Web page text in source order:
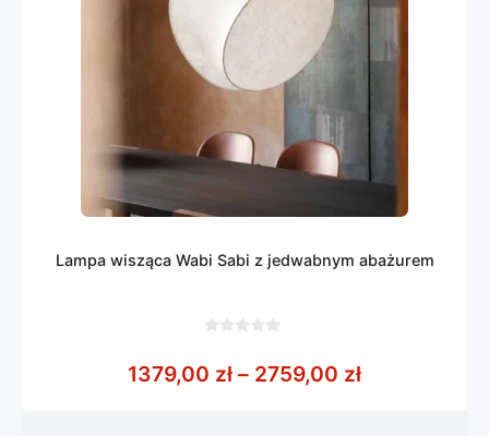
Lampa wisząca Wabi Sabi z jedwabnym abażurem
5
1379,00 zł – 2759,00 złZakres cen: